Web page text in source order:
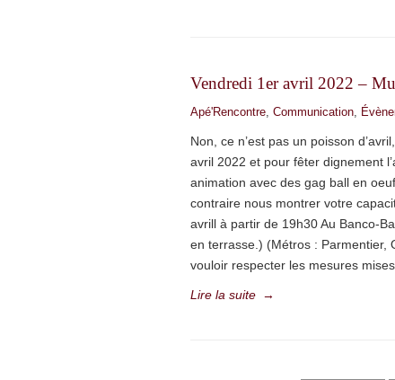
Vendredi 1er avril 2022 –
Apé'Rencontre, Communication,
Non, ce n’est pas un poisson
avril 2022 et pour fêter dignement
animation avec des gag ball en
contraire nous montrer votre
avrill à partir de 19h30 Au Banco-
en terrasse.) (Métros : Parmentier,
vouloir respecter les mesures
Lire la suite →